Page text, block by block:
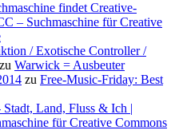
findet Creative-
– Suchmaschine für Creative
/ Exotische Controller /
zu Warwick = Ausbeuter
zu Free-Music-Friday: Best
Stadt, Land, Fluss & Ich |
für Creative Commons